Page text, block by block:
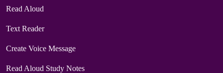
Read Aloud
Text Reader
Create Voice Message
Read Aloud Study Notes